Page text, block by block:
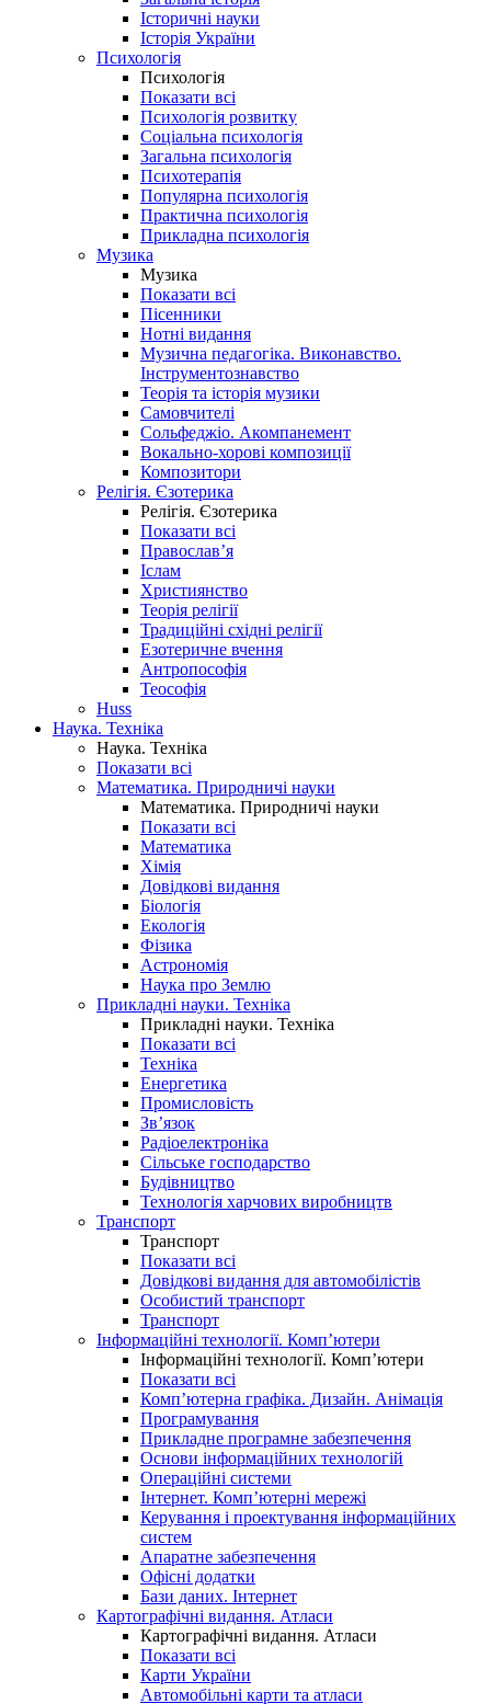
Історичні науки
Історія України
Психологія
Психологія
Показати всі
Психологія розвитку
Соціальна психологія
Загальна психологія
Психотерапія
Популярна психологія
Практична психологія
Прикладна психологія
Музика
Музика
Показати всі
Пісенники
Нотні видання
Музична педагогіка. Виконавство.
Інструментознавство
Теорія та історія музики
Самовчителі
Сольфеджіо. Акомпанемент
Вокально-хорові композиції
Композитори
Релігія. Єзотерика
Релігія. Єзотерика
Показати всі
Православ’я
Іслам
Християнство
Теорія релігії
Традиційні східні релігії
Езотеричне вчення
Антропософія
Теософія
Huss
Наука. Техніка
Наука. Техніка
Показати всі
Математика. Природничі науки
Математика. Природничі науки
Показати всі
Математика
Хімія
Довідкові видання
Біологія
Екологія
Фізика
Астрономія
Наука про Землю
Прикладні науки. Техніка
Прикладні науки. Техніка
Показати всі
Техніка
Енергетика
Промисловість
Зв’язок
Радіоелектроніка
Сільське господарство
Будівництво
Технологія харчових виробництв
Транспорт
Транспорт
Показати всі
Довідкові видання для автомобілістів
Особистий транспорт
Транспорт
Інформаційні технології. Комп’ютери
Інформаційні технології. Комп’ютери
Показати всі
Комп’ютерна графіка. Дизайн. Анімація
Програмування
Прикладне програмне забезпечення
Основи інформаційних технологій
Операційні системи
Інтернет. Комп’ютерні мережі
Керування і проектування інформаційних
систем
Апаратне забезпечення
Офісні додатки
Бази даних. Інтернет
Картографічні видання. Атласи
Картографічні видання. Атласи
Показати всі
Карти України
Автомобільні карти та атласи